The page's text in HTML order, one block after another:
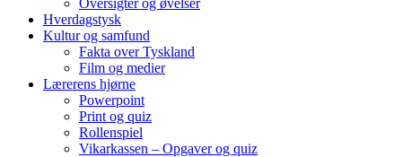
Hverdagstysk
Kultur og samfund
Fakta over Tyskland
Film og medier
Lærerens hjørne
Powerpoint
Print og quiz
Rollenspiel
Vikarkassen – Opgaver og quiz